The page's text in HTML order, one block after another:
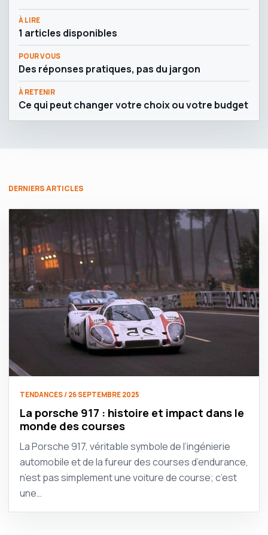
À LIRE
1 articles disponibles
POUR VOUS
Des réponses pratiques, pas du jargon
À RETENIR
Ce qui peut changer votre choix ou votre budget
DERNIERS ARTICLES
TENDANCES / 26 SEPTEMBRE 2025
La porsche 917 : histoire et impact dans le
monde des courses
La Porsche 917, véritable symbole de l’ingénierie
automobile et de la fureur des courses d’endurance,
n’est pas simplement une voiture de course; c’est
une…